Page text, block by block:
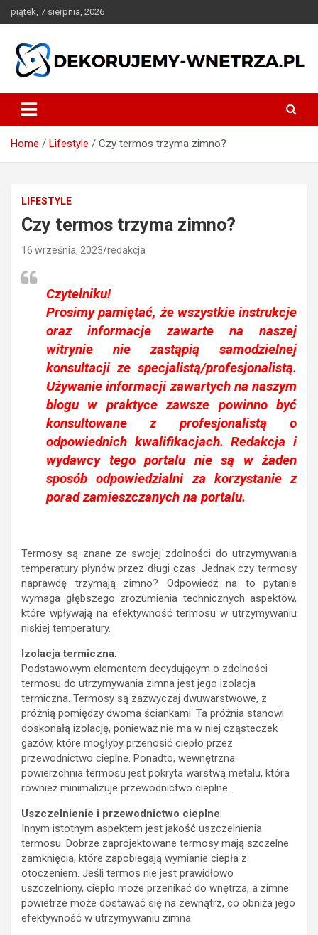
Skip
to
piątek, 7 sierpnia, 2026
dekorujemy-wnetrza.pl
Home Lifestyle Czy termos trzyma zimno?
LIFESTYLE
Czy termos trzyma zimno?
16 września, 2023 redakcja
Czytelniku!
Prosimy pamiętać, że wszystkie instrukcje
oraz informacje zawarte na naszej
witrynie nie zastąpią samodzielnej
konsultacji ze specjalistą/profesjonalistą.
Używanie informacji zawartych na naszym
blogu w praktyce zawsze powinno być
konsultowane z profesjonalistą o
odpowiednich kwalifikacjach. Redakcja i
wydawcy tego portalu nie są w żaden
sposób odpowiedzialni za korzystanie z
porad zamieszczanych na portalu.
Termosy są znane ze swojej zdolności do utrzymywania
temperatury płynów przez długi czas. Jednak czy termosy
naprawdę trzymają zimno? Odpowiedź na to pytanie
wymaga głębszego zrozumienia technicznych aspektów,
które wpływają na efektywność termosu w utrzymywaniu
niskiej temperatury.
Izolacja termiczna:
Podstawowym elementem decydującym o zdolności
termosu do utrzymywania zimna jest jego izolacja
termiczna. Termosy są zazwyczaj dwuwarstwowe, z
próżnią pomiędzy dwoma ściankami. Ta próżnia stanowi
doskonałą izolację, ponieważ nie ma w niej cząsteczek
gazów, które mogłyby przenosić ciepło przez
przewodnictwo cieplne. Ponadto, wewnętrzna
powierzchnia termosu jest pokryta warstwą metalu, która
również minimalizuje przewodnictwo cieplne.
Uszczelnienie i przewodnictwo cieplne:
Innym istotnym aspektem jest jakość uszczelnienia
termosu. Dobrze zaprojektowane termosy mają szczelne
zamknięcia, które zapobiegają wymianie ciepła z
otoczeniem. Jeśli termos nie jest prawidłowo
uszczelniony, ciepło może przenikać do wnętrza, a zimne
powietrze może dostawać się na zewnątrz, co obniża jego
efektywność w utrzymywaniu zimna.